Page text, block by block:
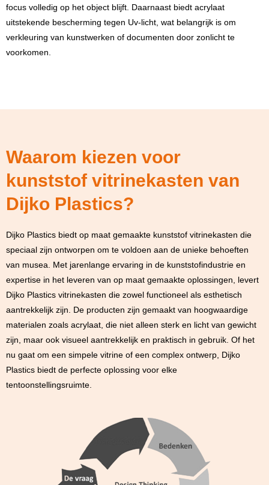
focus volledig op het object blijft. Daarnaast biedt acrylaat
uitstekende bescherming tegen Uv-licht, wat belangrijk is om
verkleuring van kunstwerken of documenten door zonlicht te
voorkomen.
Waarom kiezen voor
kunststof vitrinekasten van
Dijko Plastics?
Dijko Plastics biedt op maat gemaakte kunststof vitrinekasten die
speciaal zijn ontworpen om te voldoen aan de unieke behoeften
van musea. Met jarenlange ervaring in de kunststofindustrie en
expertise in het leveren van op maat gemaakte oplossingen, levert
Dijko Plastics vitrinekasten die zowel functioneel als esthetisch
aantrekkelijk zijn. De producten zijn gemaakt van hoogwaardige
materialen zoals acrylaat, die niet alleen sterk en licht van gewicht
zijn, maar ook visueel aantrekkelijk en praktisch in gebruik. Of het
nu gaat om een simpele vitrine of een complex ontwerp, Dijko
Plastics biedt de perfecte oplossing voor elke
tentoonstellingsruimte.